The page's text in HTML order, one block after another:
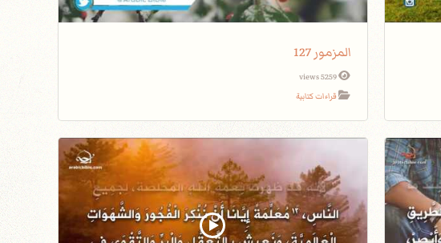
المزمور 127
5259 views
قراءات كتابية